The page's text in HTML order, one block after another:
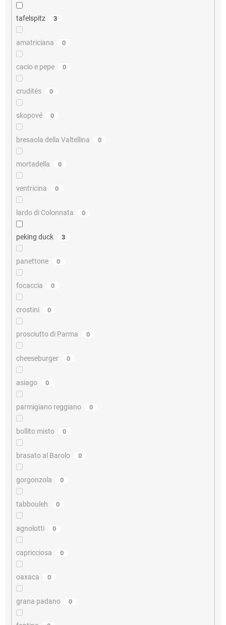
tafelspitz 3
amatriciana 0
cacio e pepe 0
crudités 0
skopové 0
bresaola della Valtellina 0
mortadella 0
ventricina 0
lardo di Colonnata 0
peking duck 3
panettone 0
focaccia 0
crostini 0
prosciutto di Parma 0
cheeseburger 0
asiago 0
parmigiano reggiano 0
bollito misto 0
brasato al Barolo 0
gorgonzola 0
tabbouleh 0
agnolotti 0
capricciosa 0
oaxaca 0
grana padano 0